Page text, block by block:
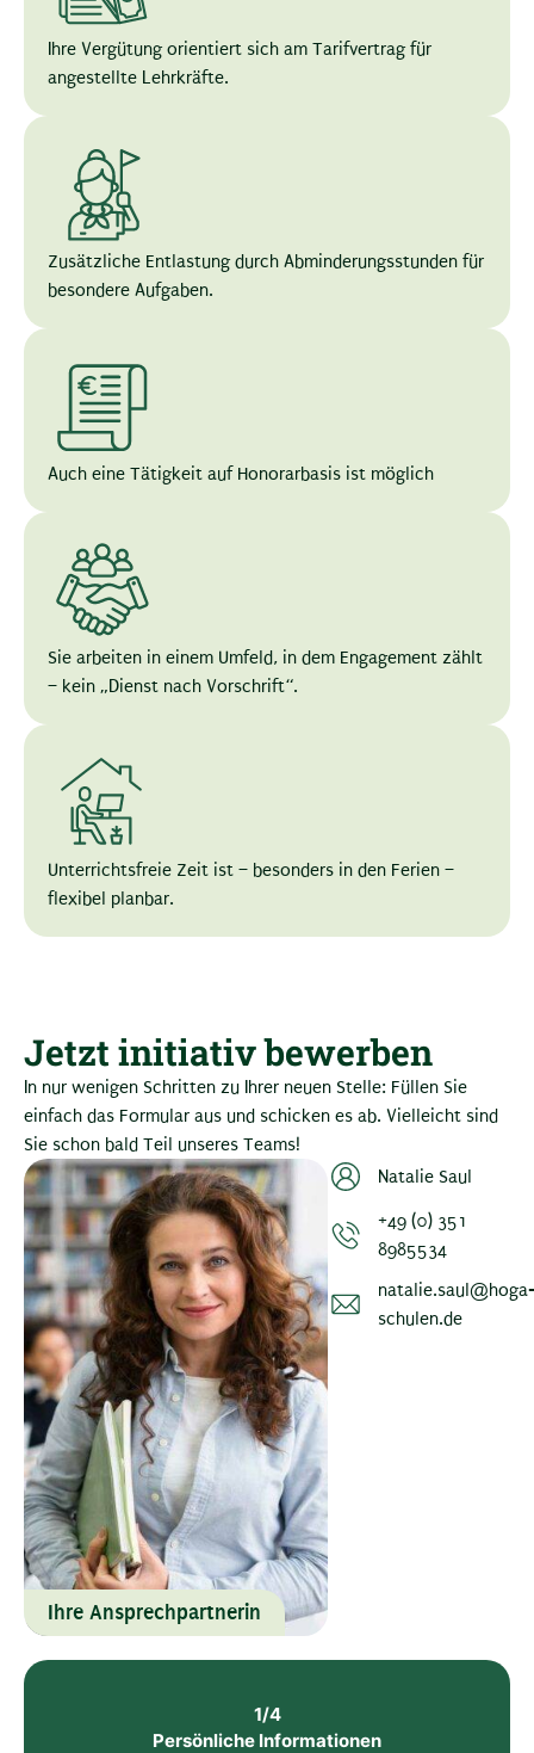
Ihre Vergütung orientiert sich am Tarifvertrag für
angestellte Lehrkräfte.
Zusätzliche Entlastung durch Abminderungsstunden für
besondere Aufgaben.
Auch eine Tätigkeit auf Honorarbasis ist möglich
Sie arbeiten in einem Umfeld, in dem Engagement zählt
– kein „Dienst nach Vorschrift“.
Unterrichtsfreie Zeit ist – besonders in den Ferien –
flexibel planbar.
Jetzt initiativ bewerben
In nur wenigen Schritten zu Ihrer neuen Stelle: Füllen Sie
einfach das Formular aus und schicken es ab. Vielleicht sind
Sie schon bald Teil unseres Teams!
Ihre Ansprechpartnerin
Natalie Saul
+49 (0) 351
8985534
schulen.de
1/4
Persönliche Informationen